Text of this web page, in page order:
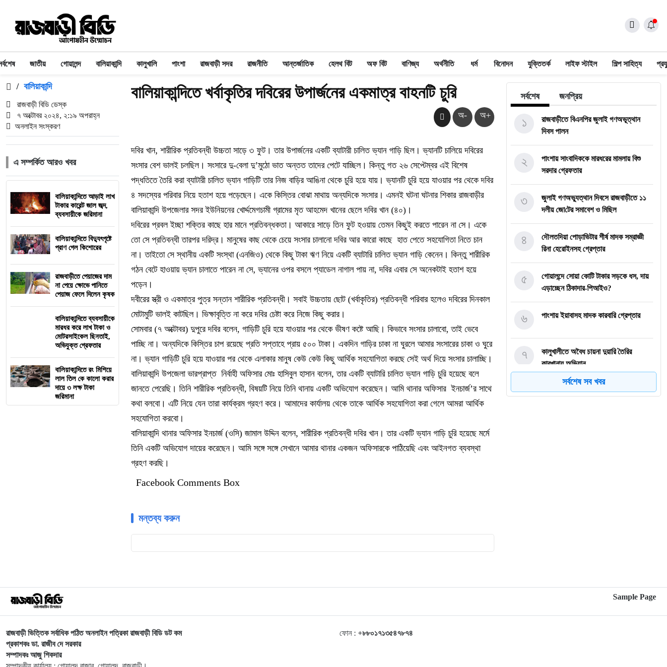
জাতীয় গোয়ালন্দ বালিয়াকান্দি কালুখালি পাংশা রাজবাড়ী সদর রাজনীতি আন্তর্জাতিক হেলথ বিট অফ বিট বাণিজ্য অর্থনীতি ধর্ম বিনোদন যুক্তিতর্ক লাইফ স্টাইল শিল্প সাহিত্য
/ বালিয়াকান্দি
রাজবাড়ী বিডি ডেস্ক
৭ অক্টোবর ২০২৪, ২:১৯ অপরাহ্ন
অনলাইন সংস্করণ
এ সম্পর্কিত আরও খবর
বালিয়াকান্দিতে আড়াই লাখ
টাকার কারেন্ট জাল জব্দ,
ব্যবসায়ীকে জরিমানা
বালিয়াকান্দিতে বিদ্যুৎপৃষ্টে
প্রাণ গেল কিশোরের
রাজবাড়ীতে পেয়াজের দাম
না পেয়ে ক্ষোভে পানিতে
পেয়াজ ফেলে দিলেন কৃষক
বালিয়াকান্দিতে ব্যবসায়ীকে
মারধর করে লাখ টাকা ও
মোটরসাইকেল ছিনতাই,
অভিযুক্ত গ্রেফতার
বালিয়াকান্দিতে রং মিশিয়ে
লাল তিল কে কালো করার
দায়ে ৩ লক্ষ টাকা
জরিমানা
বালিয়াকান্দিতে খর্বাকৃতির দবিরের উপার্জনের একমাত্র বাহনটি চুরি
অ- অ+
দবির খান, শারীরিক প্রতিবন্ধী উচ্চতা সাড়ে ৩ ফুট। তার উপার্জনের একটি ব্যাটারী চালিত ভ্যান গাড়ি ছিল। ভ্যানটি চালিয়ে দবিরের
সংসার বেশ ভালই চলছিল। সংসারে দু-বেলা দু’মুঠো ভাত অন্তত তাদের পেটে যাচ্ছিল। কিন্তু গত ২৬ সেপ্টেম্বর এই বিশেষ
পদ্ধতিতে তৈরি করা ব্যাটারী চালিত ভ্যান গাড়িটি তার নিজ বাড়ির আঙিনা থেকে চুরি হয়ে যায়। ভ্যানটি চুরি হয়ে যাওয়ার পর থেকে দবির
৪ সদস্যের পরিবার নিয়ে হতাশ হয়ে পড়েছেন। একে কিস্তির বোঝা মাথায় অন্যদিকে সংসার। এমনই ঘটনা ঘটনার শিকার রাজবাড়ীর
বালিয়াকান্দি উপজেলার সদর ইউনিয়নের খোর্দ্দমেগচামী গ্রামের মৃত আহমেদ খানের ছেলে দবির খান (৪০)।
দবিরের প্রবল ইচ্ছা শক্তির কাছে হার মানে প্রতিবন্ধকতা। আকারে সাড়ে তিন ফুট হওয়ায় তেমন কিছুই করতে পারেন না সে। একে
তো সে প্রতিবন্ধী তারপর দরিদ্র। মানুষের কাছ থেকে চেয়ে সংসার চালানো দবির আর কারো কাছে হাত পেতে সহযোগিতা নিতে চান
না। তাইতো সে স্থানীয় একটি সংস্থা (এনজিও) থেকে কিছু টাকা ঋণ নিয়ে একটি ব্যাটারি চালিত ভ্যান গাড়ি কেনেন। কিন্তু শারীরিক
গঠন বেটে হাওয়ায় ভ্যান চালাতে পারেন না সে, ভ্যানের ওপর বসলে প্যাডেল নাগাল পায় না, দবির এবার সে অনেকটাই হতাশ হয়ে
পড়েন।
দবীরের স্ত্রী ও একমাত্র পুত্র সন্তান শারীরিক প্রতিবন্ধী। সবাই উচ্চতায় ছোট (খর্বাকৃতির) প্রতিবন্ধী পরিবার হলেও দবিরের দিনকাল
মোটামুটি ভালই কাটছিল। ভিক্ষাবৃত্তি না করে দবির চেষ্টা করে নিজে কিছু করার।
সোমবার (৭ অক্টোবর) দুপুরে দবির বলেন, গাড়িটি চুরি হয়ে যাওয়ার পর থেকে ভীষণ কষ্টে আছি। কিভাবে সংসার চালাবো, তাই ভেবে
পাচ্ছি না। অন্যদিকে কিস্তির চাপ রয়েছে প্রতি সপ্তাহে প্রায় ৫০০ টাকা। একদিন গাড়ির চাকা না ঘুরলে আমার সংসারের চাকা ও ঘুরে
না। ভ্যান গাড়িটি চুরি হয়ে যাওয়ার পর থেকে এলাকার মানুষ কেউ কেউ কিছু আর্থিক সহযোগিতা করছে সেই অর্থ দিয়ে সংসার চালাচ্ছি।
বালিয়াকান্দি উপজেলা ভারপ্রাপ্ত নির্বাহী অফিসার মোঃ হাসিবুল হাসান বলেন, তার একটি ব্যাটারি চালিত ভ্যান গাড়ি চুরি হয়েছে বলে
জানতে পেরেছি। তিনি শারীরিক প্রতিবন্ধী, বিষয়টি নিয়ে তিনি থানায় একটি অভিযোগ করেছেন। আমি থানার অফিসার ইনচার্জ’র সাথে
কথা বলবো। এটি নিয়ে যেন তারা কার্যক্রম গ্রহণ করে। আমাদের কার্যালয় থেকে তাকে আর্থিক সহযোগিতা করা গেলে আমরা আর্থিক
সহযোগিতা করবো।
বালিয়াকান্দি থানার অফিসার ইনচার্জ (ওসি) জামাল উদ্দিন বলেন, শারীরিক প্রতিবন্ধী দবির খান। তার একটি ভ্যান গাড়ি চুরি হয়েছে মর্মে
তিনি একটি অভিযোগ দায়ের করেছেন। আমি সঙ্গে সঙ্গে সেখানে আমার থানার একজন অফিসারকে পাঠিয়েছি এবং আইনগত ব্যবস্থা
গ্রহণ করছি।
Facebook Comments Box
মন্তব্য করুন
সর্বশেষ জনপ্রিয়
রাজবাড়ীতে বিএন‌পির জুলাই গণঅভূত্থান
দিবস পালন
১
পাংশায় সাংবাদিককে মারধরের মামলায় বিশু
সরদার গ্রেফতার
২
জুলাই গণঅভ্যুত্থান দিবসে রাজবাড়ীতে ১১
দলীয় জো‌টের সমাবেশ ও মি‌ছিল
৩
দৌলতদিয়া পোড়াভিটার শীর্ষ মাদক সম্রাজ্ঞী
রিনা হেরোইনসহ গ্রেপ্তার
৪
গোয়ালন্দে সোয়া কোটি টাকার সড়কে ধস, দায়
এড়াচ্ছেন ঠিকাদার-পিআইও?
৫
পাংশায় ইয়াবাসহ মাদক কারবারি গ্রেপ্তার
৬
কালুখালীতে অবৈধ চায়না দুয়ারি তৈরির
কারখানায় অভিযান
৭
গোয়ালন্দের নবাগত ইউএনও সাইফুল হুদার
৮
গোয়ালন্দে পানিতে ডুবে শিশুর মৃত্যু
১৩
সর্বশেষ সব খবর
Sample Page
রাজবাড়ী ভিত্তিক সর্বাধিক পঠিত অনলাইন পত্রিকা রাজবাড়ী বিডি ডট কম
প্রকাশকঃ ডা. রাজীব দে সরকার
সম্পাদকঃ আজু শিকদার
ফোন : +৮৮০১৭১৩৫৪৭৮৭৪